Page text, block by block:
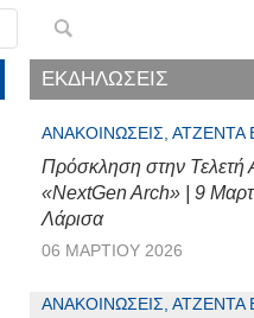
ΕΚΔΗΛΩΣΕΙΣ
ΑΝΑΚΟΙΝΏΣΕΙΣ,
Πρόσκληση στην
«NextGen Arch» | 9
Λάρισα
06 ΜΑΡΤΊΟΥ 2026
ΑΝΑΚΟΙΝΏΣΕΙΣ,